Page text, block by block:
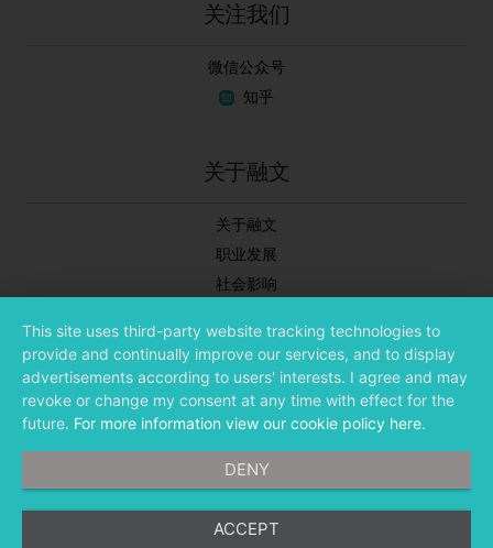
关注我们
微信公众号
知乎
关于融文
关于融文
职业发展
社会影响
合作伙伴
投资者关系
This site uses third-party website tracking technologies to
provide and continually improve our services, and to display
advertisements according to users' interests. I agree and may
revoke or change my consent at any time with effect for the
future. For more information view our cookie policy here.
DENY
ACCEPT